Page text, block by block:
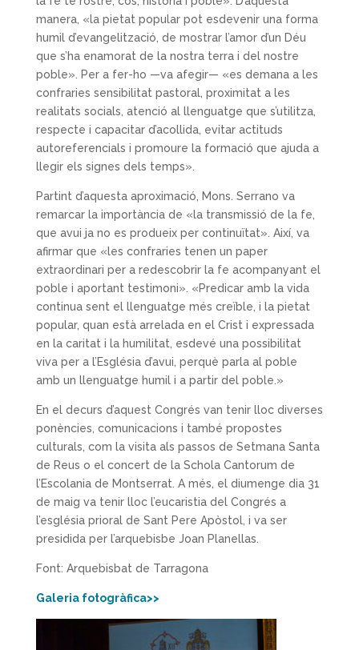
manera, «la pietat popular pot esdevenir una forma
humil d’evangelització, de mostrar l’amor d’un Déu
que s’ha enamorat de la nostra terra i del nostre
poble». Per a fer-ho —va afegir— «es demana a les
confraries sensibilitat pastoral, proximitat a les
realitats socials, atenció al llenguatge que s’utilitza,
respecte i capacitar d’acollida, evitar actituds
autoreferencials i promoure la formació que ajuda a
llegir els signes dels temps».
Partint d’aquesta aproximació, Mons. Serrano va
remarcar la importància de «la transmissió de la fe,
que avui ja no es produeix per continuïtat». Així, va
afirmar que «les confraries tenen un paper
extraordinari per a redescobrir la fe acompanyant el
poble i aportant testimoni». «Predicar amb la vida
continua sent el llenguatge més creïble, i la pietat
popular, quan està arrelada en el Crist i expressada
en la caritat i la humilitat, esdevé una possibilitat
viva per a l’Església d’avui, perquè parla al poble
amb un llenguatge humil i a partir del poble.»
En el decurs d’aquest Congrés van tenir lloc diverses
ponències, comunicacions i també propostes
culturals, com la visita als passos de Setmana Santa
de Reus o el concert de la Schola Cantorum de
l’Escolania de Montserrat. A més, el diumenge dia 31
de maig va tenir lloc l’eucaristia del Congrés a
l’església prioral de Sant Pere Apòstol, i va ser
presidida per l’arquebisbe Joan Planellas.
Font: Arquebisbat de Tarragona
​Galeria fotogràfica>>